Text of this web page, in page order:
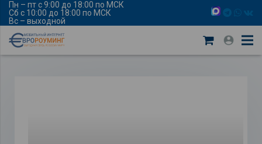
Пн – пт с 9:00 до 18:00 по МСК
Сб с 10:00 до 18:00 по МСК
Вс – выходной